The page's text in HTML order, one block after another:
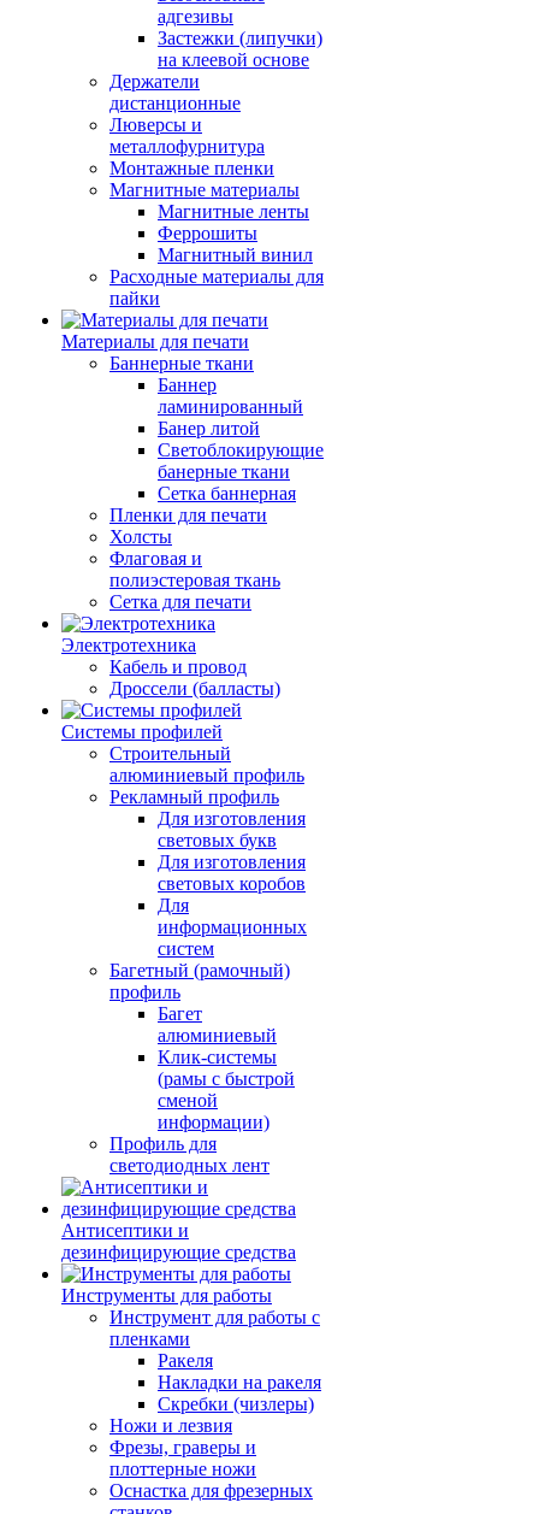
адгезивы
Застежки (липучки)
на клеевой основе
Держатели
дистанционные
Люверсы и
металлофурнитура
Монтажные пленки
Магнитные материалы
Магнитные ленты
Феррошиты
Магнитный винил
Расходные материалы для
пайки
Материалы для печати
Баннерные ткани
Баннер
ламинированный
Банер литой
Светоблокирующие
банерные ткани
Сетка баннерная
Пленки для печати
Холсты
Флаговая и
полиэстеровая ткань
Сетка для печати
Электротехника
Кабель и провод
Дроссели (балласты)
Системы профилей
Строительный
алюминиевый профиль
Рекламный профиль
Для изготовления
световых букв
Для изготовления
световых коробов
Для
информационных
систем
Багетный (рамочный)
профиль
Багет
алюминиевый
Клик-системы
(рамы с быстрой
сменой
информации)
Профиль для
светодиодных лент
Антисептики и
дезинфицирующие средства
Инструменты для работы
Инструмент для работы с
пленками
Ракеля
Накладки на ракеля
Скребки (чизлеры)
Ножи и лезвия
Фрезы, граверы и
плоттерные ножи
Оснастка для фрезерных